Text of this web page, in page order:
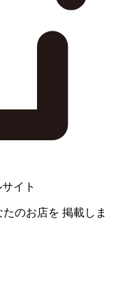
イト
たのお店を 掲載しま